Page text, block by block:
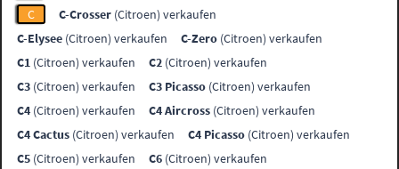
C
C-Crosser (Citroen) verkaufen
C-Elysee (Citroen) verkaufen C-Zero (Citroen) verkaufen
C1 (Citroen) verkaufen C2 (Citroen) verkaufen
C3 (Citroen) verkaufen C3 Picasso (Citroen) verkaufen
C4 (Citroen) verkaufen C4 Aircross (Citroen) verkaufen
C4 Cactus (Citroen) verkaufen C4 Picasso (Citroen) verkaufen
C5 (Citroen) verkaufen C6 (Citroen) verkaufen